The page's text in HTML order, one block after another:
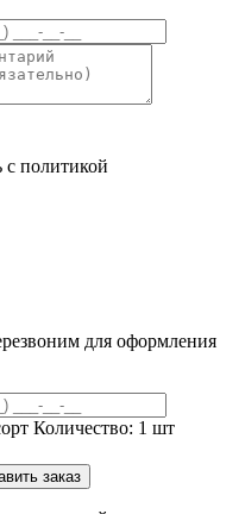
с политикой
для оформления
Количество: 1 шт
заказ